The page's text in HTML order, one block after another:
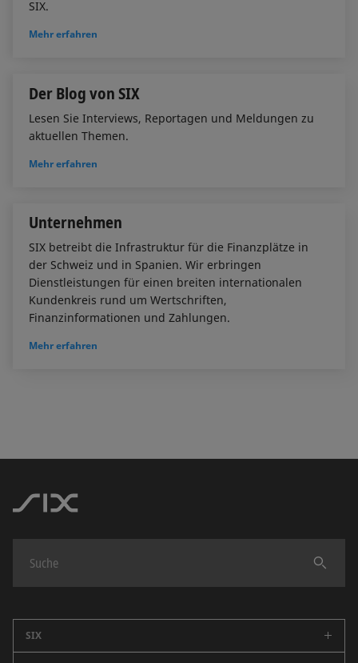
SIX.
Mehr erfahren
Der Blog von SIX
Lesen Sie Interviews, Reportagen und Meldungen zu
aktuellen Themen.
Mehr erfahren
Unternehmen
SIX betreibt die Infrastruktur für die Finanzplätze in
der Schweiz und in Spanien. Wir erbringen
Dienstleistungen für einen breiten internationalen
Kundenkreis rund um Wertschriften,
Finanzinformationen und Zahlungen.
Mehr erfahren
Finden
SIX